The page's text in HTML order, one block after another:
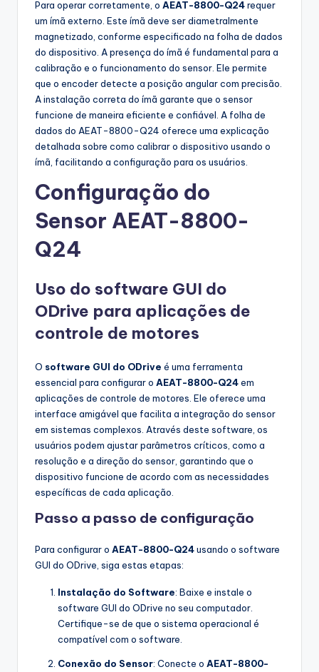
Para operar corretamente, o AEAT-8800-Q24requer
um ímã externo. Este ímã deve ser diametralmente
magnetizado, conforme especificado na folha de dados
do dispositivo. A presença do ímã é fundamental para a
calibração e o funcionamento do sensor. Ele permite
que o encoder detecte a posição angular com precisão.
A instalação correta do ímã garante que o sensor
funcione de maneira eficiente e confiável. A folha de
dados do AEAT-8800-Q24 oferece uma explicação
detalhada sobre como calibrar o dispositivo usando o
ímã, facilitando a configuração para os usuários.
Configuração do
Sensor AEAT-8800-
Q24
Uso do software GUI do
ODrive para aplicações de
controle de motores
O software GUI do ODrive é uma ferramenta
essencial para configurar o AEAT-8800-Q24em
aplicações de controle de motores. Ele oferece uma
interface amigável que facilita a integração do sensor
em sistemas complexos. Através deste software, os
usuários podem ajustar parâmetros críticos, como a
resolução e a direção do sensor, garantindo que o
dispositivo funcione de acordo com as necessidades
específicas de cada aplicação.
Passo a passo de configuração
Para configurar o AEAT-8800-Q24usando o software
GUI do ODrive, siga estas etapas:
Instalação do Software: Baixe e instale o
software GUI do ODrive no seu computador.
Certifique-se de que o sistema operacional é
compatível com o software.
Conexão do Sensor: Conecte o AEAT-8800-